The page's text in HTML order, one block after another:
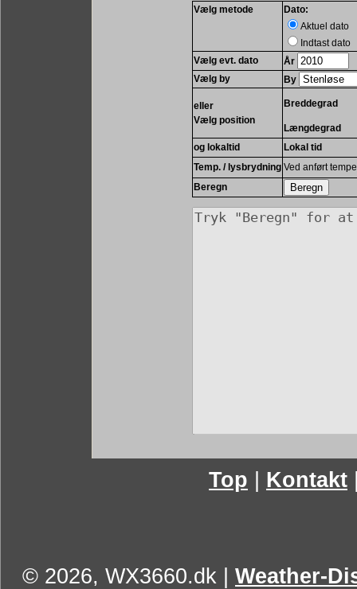
Vælg metode
Dato:
Aktuel dato
Indtast dato
Vælg evt. dato
År
Vælg by
By
eller
Vælg position
Breddegrad
Længdegrad
og lokaltid
Lokal tid
Temp. / lysbrydning Ved anført
Beregn
Top Kontakt
© 2026, WX3660.dk
Weather-